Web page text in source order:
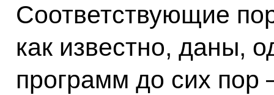
Соответствующие
как известно, даны,
программ до сих пор